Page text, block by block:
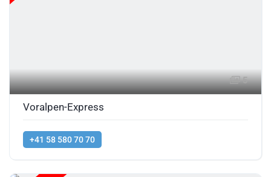
5
Voralpen-Express
+41 58 580 70 70